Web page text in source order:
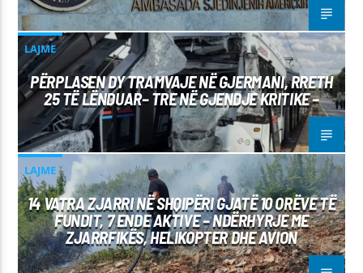
LAJME
PËRPLASEN DY TRAMVAJE NË GJERMANI, RRETH
25 TË LËNDUAR– TRE NË GJENDJE KRITIKE –
LAJME
14 VATRA ZJARRI NË SHQIPËRI GJATË 10 ORËVE TË
FUNDIT, 7 ENDE AKTIVE – NDËRHYRJE ME
ZJARRFIKËS, HELIKOPTER DHE AVION